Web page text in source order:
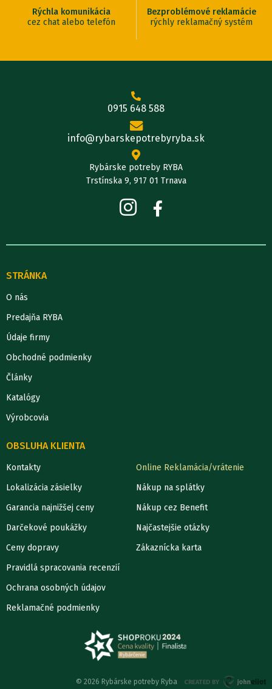
Rýchla komunikácia
cez chat alebo telefón
Bezproblémové reklamácie
rýchly reklamačný systém
0915 648 588
info@rybarskepotrebyryba.sk
Rybárske potreby RYBA
Trstínska 9, 917 01 Trnava
STRÁNKA
O nás
Predajňa RYBA
Údaje firmy
Obchodné podmienky
Články
Katalógy
Výrobcovia
OBSLUHA KLIENTA
Kontakty
Lokalizácia zásielky
Garancia najnižšej ceny
Darčekové poukážky
Ceny dopravy
Pravidlá spracovania recenzií
Ochrana osobných údajov
Reklamačné podmienky
Online Reklamácia/vrátenie
Nákup na splátky
Nákup cez Benefit
Najčastejšie otázky
Zákaznícka karta
© 2026 Rybárske potreby Ryba